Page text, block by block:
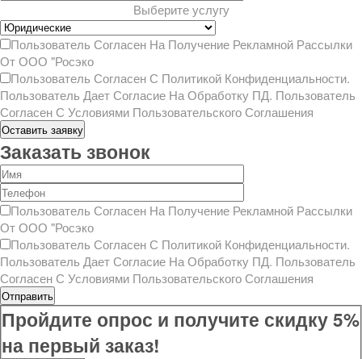
Выберите услугу
Пользователь Согласен На Получение Рекламной Рассылки
От ООО "Росэко
Пользователь Согласен С Политикой Конфиденциальности.
Пользователь Дает Согласие НаОбработку ПД. Пользователь
Согласен С Условиями Пользовательского Соглашения
Заказать звонок
Пользователь Согласен На Получение Рекламной Рассылки
От ООО "Росэко
Пользователь Согласен С Политикой Конфиденциальности.
Пользователь Дает Согласие НаОбработку ПД. Пользователь
Согласен С Условиями Пользовательского Соглашения
Пройдите опрос и получите скидку 5%
на первый заказ!